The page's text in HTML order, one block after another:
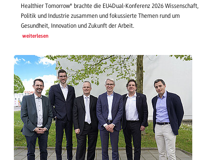
Healthier Tomorrow" brachte die EU4Dual-Konferenz 2026 Wissenschaft,
Politik und Industrie zusammen und fokussierte Themen rund um
Gesundheit, Innovation und Zukunft der Arbeit.
weiterlesen